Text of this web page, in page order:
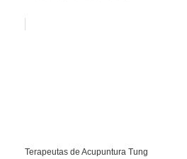
Terapeutas de Acupuntura Tung